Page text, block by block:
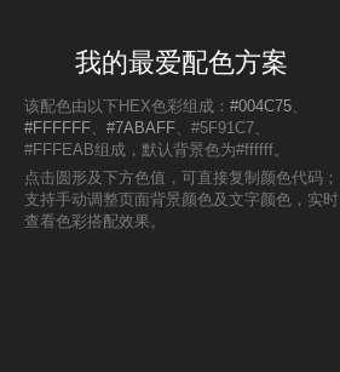
我的最爱配色方案
该配色由以下HEX色彩组成： #004C75、
#FFFFFF、 #7ABAFF、#5F91C7、
#FFFEAB组成，默认背景色为#ffffff。
点击圆形及下方色值，可直接复制颜色代码；
支持手动调整页面背景颜色及文字颜色，实时
查看色彩搭配效果。